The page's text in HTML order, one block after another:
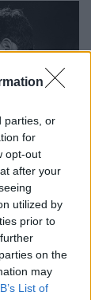
parties, or
for
opt-out
after your
utilized by
prior to
on the
may
List of